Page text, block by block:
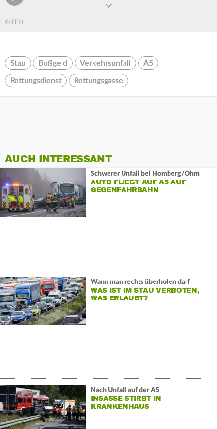
© FFH
Stau Bußgeld Verkehrsunfall A5
Rettungsdienst Rettungsgasse
AUCH INTERESSANT
Schwerer Unfall bei Homberg/Ohm
AUTO FLIEGT AUF A5 AUF
GEGENFAHRBAHN
Wann man rechts überholen darf
WAS IST IM STAU VERBOTEN,
WAS ERLAUBT?
Nach Unfall auf der A5
INSASSE STIRBT IN
KRANKENHAUS